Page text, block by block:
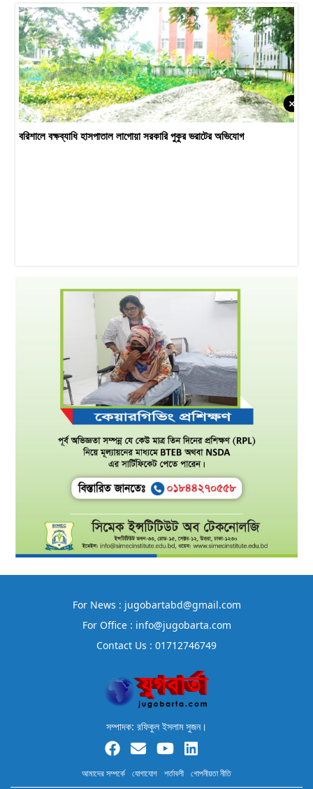
বরিশালে বক্ষব্যাধি হাসপাতাল লাগোয়া সরকারি পুকুর ভরাটের অভিযোগ
For News : jugobartabd@gmail.com
For Office : info@jugobarta.com
Contact Us : 01712746749
সম্পাদক: রফিকুল ইসলাম সুজন।
আমাদের সম্পর্কে যোগাযোগ শর্তাবলী গোপনীয়তা নীতি